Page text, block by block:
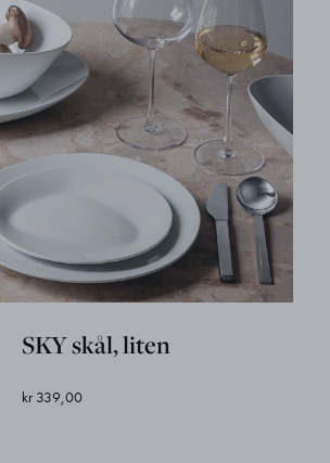
SKY skål, liten
kr 339,00